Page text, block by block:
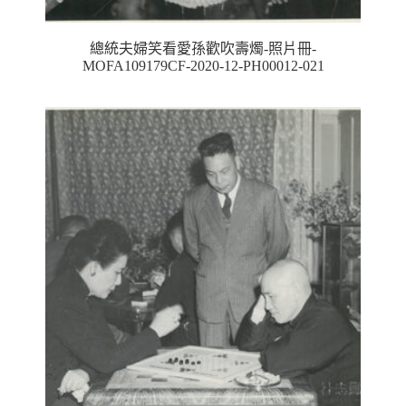
總統夫婦笑看愛孫歡吹壽燭-照片冊-
MOFA109179CF-2020-12-PH00012-021